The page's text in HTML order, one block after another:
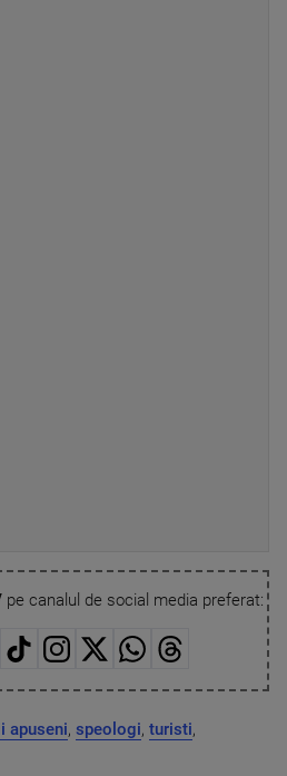
pe canalul de social media preferat:
apuseni, speologi, turisti,